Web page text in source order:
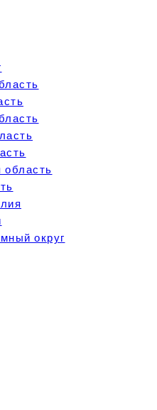
область
округ